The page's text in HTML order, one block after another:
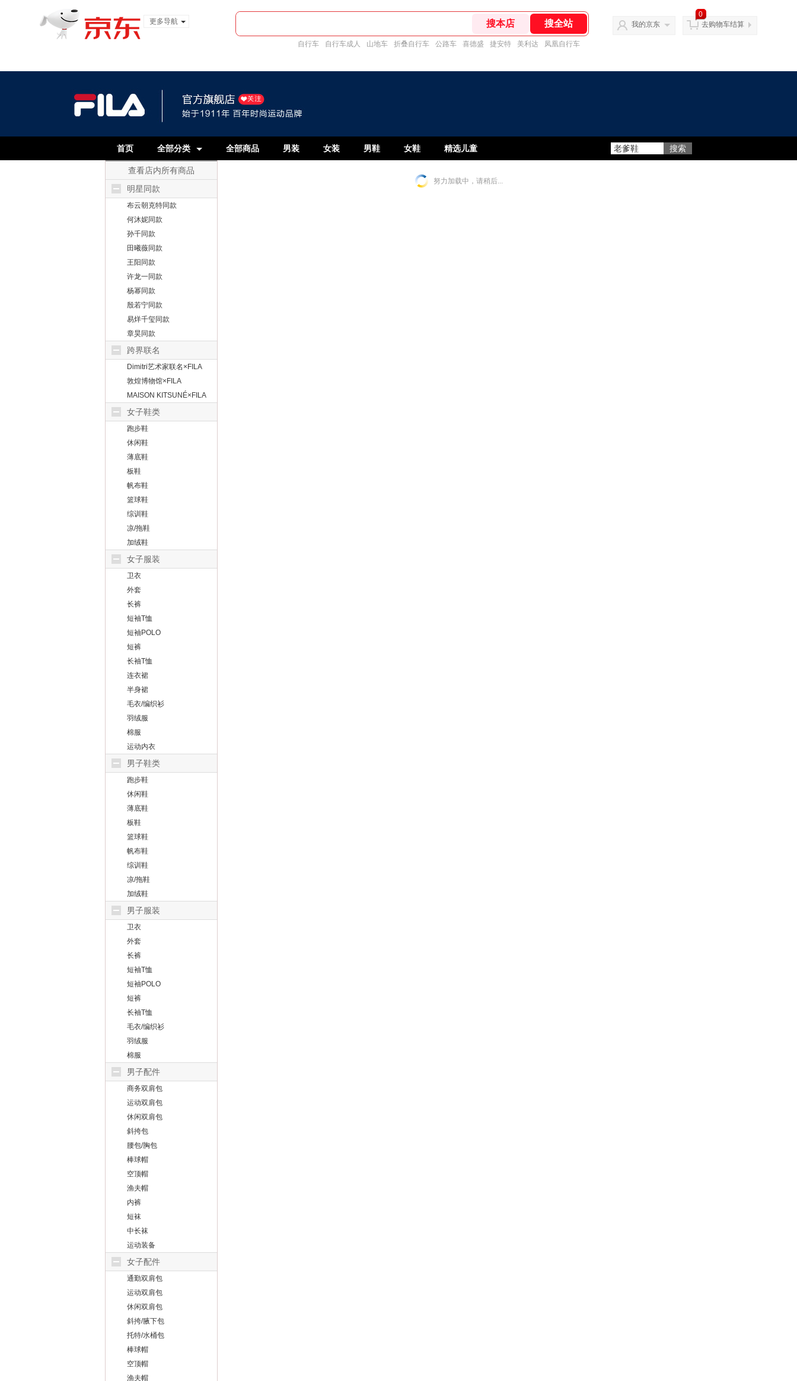
更多导航
自行车 自行车成人 山地车 折叠自行车 公路车 喜德盛 捷安特 美利达 凤凰自行车
我的京东
0
去购物车结算
首页 全部分类 全部商品 男装 女装 男鞋 女鞋 精选儿童
查看店内所有商品
明星同款
布云朝克特同款
何沐妮同款
孙千同款
田曦薇同款
王阳同款
许龙一同款
杨幂同款
殷若宁同款
易烊千玺同款
章昊同款
跨界联名
Dimitri艺术家联名×FILA
敦煌博物馆×FILA
MAISON KITSUNÉ×FILA
女子鞋类
跑步鞋
休闲鞋
薄底鞋
板鞋
帆布鞋
篮球鞋
综训鞋
凉/拖鞋
加绒鞋
女子服装
卫衣
外套
长裤
短袖T恤
短袖POLO
短裤
长袖T恤
连衣裙
半身裙
毛衣/编织衫
羽绒服
棉服
运动内衣
男子鞋类
跑步鞋
休闲鞋
薄底鞋
板鞋
篮球鞋
帆布鞋
综训鞋
凉/拖鞋
加绒鞋
男子服装
卫衣
外套
长裤
短袖T恤
短袖POLO
短裤
长袖T恤
毛衣/编织衫
羽绒服
棉服
男子配件
商务双肩包
运动双肩包
休闲双肩包
斜挎包
腰包/胸包
棒球帽
空顶帽
渔夫帽
内裤
短袜
中长袜
运动装备
女子配件
通勤双肩包
运动双肩包
休闲双肩包
斜挎/腋下包
托特/水桶包
棒球帽
空顶帽
渔夫帽
努力加载中，请稍后...